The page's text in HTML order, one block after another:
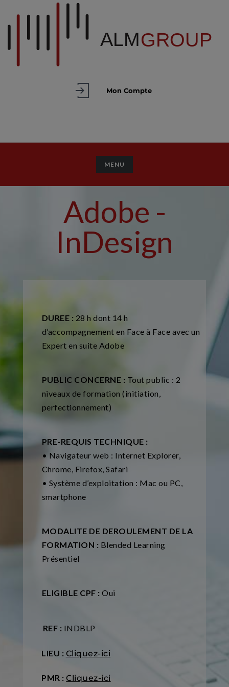
Mon Compte
TOGGLE NAVIGATION
MENU
Adobe -
InDesign
DUREE : 28 h dont 14 h
d’accompagnement en Face à Face avec un
Expert en suite Adobe
PUBLIC CONCERNE : Tout public : 2
niveaux de formation (initiation,
perfectionnement)
PRE-REQUIS TECHNIQUE :
• Navigateur web : Internet Explorer,
Chrome, Firefox, Safari
• Système d’exploitation : Mac ou PC,
smartphone
MODALITE DE DEROULEMENT DE LA
FORMATION : Blended Learning
Présentiel
ELIGIBLE CPF :Oui
REF : INDBLP
LIEU : Cliquez-ici
PMR :Cliquez-ici